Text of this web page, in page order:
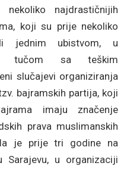
najdrastičnijih
koji su prije nekoliko
jednim ubistvom, u
tučom sa teškim
slučajevi organiziranja
bajramskih partija, koji
imaju značenje
prava muslimanskih
je prije tri godine na
Sarajevu, u organizaciji